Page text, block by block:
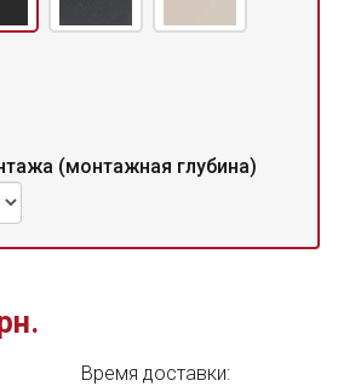
(монтажная глубина)
Время доставки: